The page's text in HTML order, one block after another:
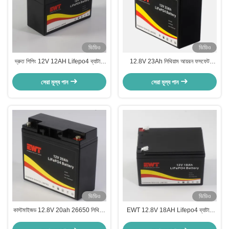
ভিডিও
দ্রুত শিপিং 12V 12AH Lifepo4 ব্যাটারি
সেরা মূল্য পান
ভিডিও
12.8V 23Ah লিথিয়াম আয়রন ফসফেট
সেরা মূল্য পান
ভিডিও
কাস্টমাইজড 12.8V 20ah 26650 লিথিয়াম
ভিডিও
EWT 12.8V 18AH Lifepo4 ব্যাটারি